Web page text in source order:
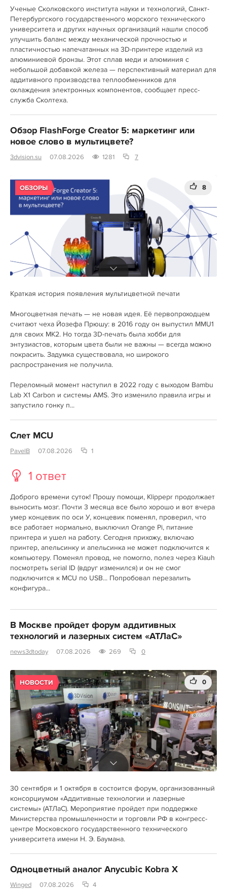
Ученые Сколковского института науки и технологий, Санкт-
Петербургского государственного морского технического
университета и других научных организаций нашли способ
улучшить баланс между механической прочностью и
пластичностью напечатанных на 3D-принтере изделий из
алюминиевой бронзы. Этот сплав меди и алюминия с
небольшой добавкой железа — перспективный материал для
аддитивного производства теплообменников для
охлаждения электронных компонентов, сообщает пресс-
служба Сколтеха.
Обзор FlashForge Creator 5: маркетинг или
новое слово в мультицвете?
3dvision.su 07.08.2026 1281 7
ОБЗОРЫ 8
Краткая история появления мультицветной печати
Многоцветная печать — не новая идея. Её первопроходцем
считают чеха Йозефа Прюшу: в 2016 году он выпустил MMU1
для своих MK2. Но тогда 3D-печать была хобби для
энтузиастов, которым цвета были не важны — всегда можно
покрасить. Задумка существовала, но широкого
распространения не получила.
Переломный момент наступил в 2022 году с выходом Bambu
Lab X1 Carbon и системы AMS. Это изменило правила игры и
запустило гонку п...
Слет MCU
PavelB 07.08.2026 1
1 ответ
Доброго времени суток! Прошу помощи, Klippepr продолжает
выносить мозг. Почти 3 месяца все было хорошо и вот вчера
умер концевик по оси У, концевик поменял, проверил, что
все работает нормально, выключил Orange Pi, питание
принтера и ушел на работу. Сегодня прихожу, включаю
принтер, апельсинку и апельсинка не может подключится к
компьютеру. Поменял провод, не помогло, полез через Kiauh
посмотреть serial ID (вдруг изменился) и он не смог
подключится к MCU по USB... Попробовал перезалить
конфигура...
В Москве пройдет форум аддитивных
технологий и лазерных систем «АТЛаС»
news3dtoday 07.08.2026 269 0
НОВОСТИ 0
30 сентября и 1 октября в состоится форум, организованный
консорциумом «Аддитивные технологии и лазерные
системы» (АТЛаС). Мероприятие пройдет при поддержке
Министерства промышленности и торговли РФ в конгресс-
центре Московского государственного технического
университета имени Н. Э. Баумана.
Одноцветный аналог Anycubic Kobra X
Winged 07.08.2026 4